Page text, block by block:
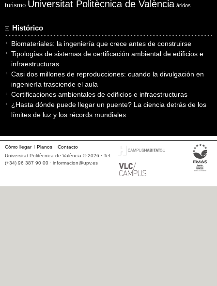
turismo Universitat Politècnica de València áridos
Histórico
Biomateriales: la ingeniería que crece antes de construirse
Tipologías de sistemas de certificación ambiental de edificios e
infraestructuras
Casi dos millones de reproducciones: cuando la divulgación en
ingeniería trasciende el aula
Certificaciones ambientales de edificios e infraestructuras
¿Hasta dónde puede llegar un puente? La ciencia detrás de los
límites de luz y los récords mundiales
Cómo llegar Planos
Contacto
Universitat Politècnica de València © 2026 · Tel.
(+34) 96 387 90 00 · informacion@upv.es